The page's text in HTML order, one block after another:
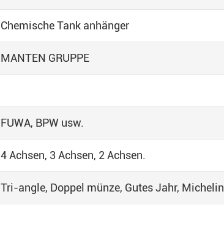
Chemische Tank anhänger
MANTEN GRUPPE
FUWA, BPW usw.
4 Achsen, 3 Achsen, 2 Achsen.
Tri-angle, Doppel münze, Gutes Jahr, Michelin